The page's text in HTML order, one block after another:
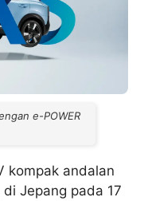
e-POWER
kompak andalan
Jepang pada 17